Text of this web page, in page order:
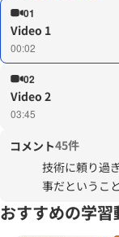
01
Video 1
00:02
02
Video 2
03:45
コメント45件
技術に頼り過
事だというこ
おすすめの学習